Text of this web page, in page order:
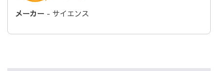
メーカー - サイエンス